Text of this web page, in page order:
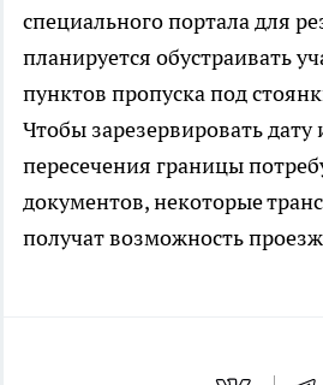
специального портала для
планируется обустраивать
пунктов пропуска под
Чтобы зарезервировать дату
пересечения границы
документов, некоторые
получат возможность